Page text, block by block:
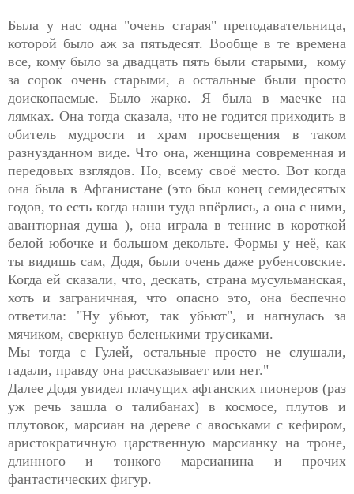
Была у нас одна "очень старая" преподавательница,
которой было аж за пятьдесят. Вообще в те времена
все, кому было за двадцать пять были старыми, кому
за сорок очень старыми, а остальные были просто
доископаемые. Было жарко. Я была в маечке на
лямках. Она тогда сказала, что не годится приходить в
обитель мудрости и храм просвещения в таком
разнузданном виде. Что она, женщина современная и
передовых взглядов. Но, всему своё место. Вот когда
она была в Афганистане (это был конец семидесятых
годов, то есть когда наши туда впёрлись, а она с ними,
авантюрная душа ), она играла в теннис в короткой
белой юбочке и большом декольте. Формы у неё, как
ты видишь сам, Додя, были очень даже рубенсовские.
Когда ей сказали, что, дескать, страна мусульманская,
хоть и заграничная, что опасно это, она беспечно
ответила: "Ну убьют, так убьют", и нагнулась за
мячиком, сверкнув беленькими трусиками.
Мы тогда с Гулей, остальные просто не слушали,
гадали, правду она рассказывает или нет."
Далее Додя увидел плачущих афганских пионеров (раз
уж речь зашла о талибанах) в космосе, плутов и
плутовок, марсиан на дереве с авоськами с кефиром,
аристократичную царственную марсианку на троне,
длинного и тонкого марсианина и прочих
фантастических фигур.